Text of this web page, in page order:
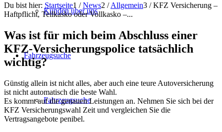
Kunden über uns
Fahrzeugsuche
Fahrzeugsuche
Du bist hier: Startseite1 / News2 / Allgemein3 / KFZ Versicherung –
Haftpflicht, Teilkasko oder Vollkasko –...
Was ist für mich beim Abschluss einer
KFZ-Versicherungspolice tatsächlich
wichtig?
Günstig allein ist nicht alles, aber auch eine teure Autoversicherung
ist nicht automatisch die beste Wahl.
Es kommt auf die genauen Leistungen an. Nehmen Sie sich bei der
KFZ Versicherungswahl Zeit und vergleichen Sie die
Vertragsangebote penibel.